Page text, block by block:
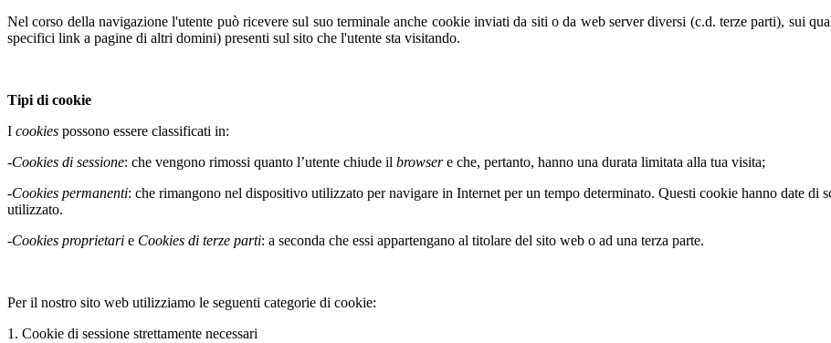
Nel corso della navigazione l'utente può ricevere sul suo terminale anche cookie inviati da siti o da web server diversi (c.d. terze parti), sui
specifici link a pagine di altri domini) presenti sul sito che l'utente sta visitando.
Tipi di cookie
I cookies possono essere classificati in:
-Cookies di sessione: che vengono rimossi quanto l’utente chiude il browsere che, pertanto, hanno una durata limitata alla tua visita;
-Cookies permanenti: che rimangono nel dispositivo utilizzato per navigare in Internet per un tempo determinato. Questi cookie hanno date di
utilizzato.
-Cookies proprietari e Cookies di terze parti: a seconda che essi appartengano al titolare del sito web o ad una terza parte.
Per il nostro sito web utilizziamo le seguenti categorie di cookie:
1. Cookie di sessione strettamente necessari